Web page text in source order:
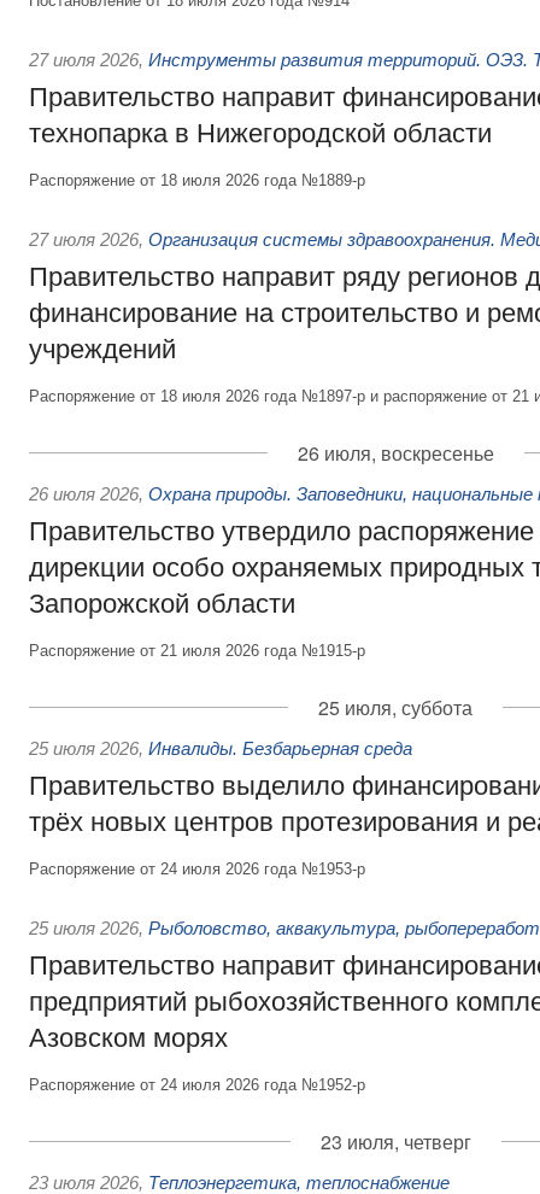
27 июля 2026, Инструменты развития территорий. ОЭЗ.
Правительство направит
технопарка в Нижегородской области
Распоряжение от 18 июля 2026 года №1889-р
27 июля 2026, Организация системы здравоохранения.
Правительство направит ряду регионов
финансирование на строительство и
учреждений
Распоряжение от 18 июля 2026 года №1897-р и распоряжение от
26 июля, воскресенье
26 июля 2026, Охрана природы. Заповедники, национальные
Правительство утвердило
дирекции особо охраняемых природных
Запорожской области
Распоряжение от 21 июля 2026 года №1915-р
25 июля, суббота
25 июля 2026, Инвалиды. Безбарьерная среда
Правительство выделило
трёх новых центров протезирования и
Распоряжение от 24 июля 2026 года №1953-р
25 июля 2026, Рыболовство, аквакультура,
Правительство направит
предприятий рыбохозяйственного
Азовском морях
Распоряжение от 24 июля 2026 года №1952-р
23 июля, четверг
23 июля 2026, Теплоэнергетика, теплоснабжение